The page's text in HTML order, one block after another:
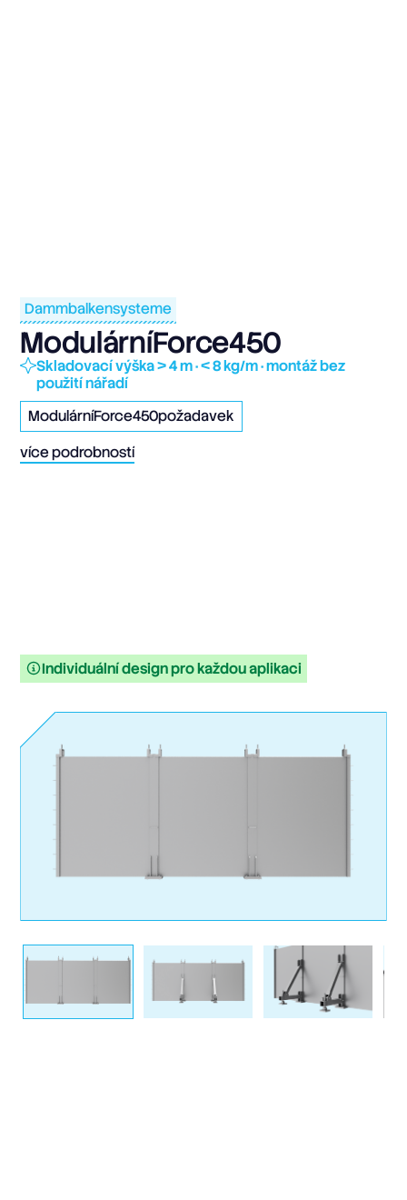
Dammbalkensysteme
ModulárníForce450
Skladovací výška > 4 m · < 8 kg/m · montáž bez
použití nářadí
ModulárníForce450požadavek
více podrobností
Individuální design pro každou aplikaci